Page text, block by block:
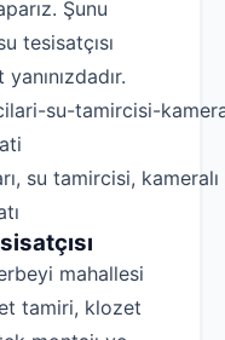
Şunu
tesisatçısı
su tamircisi,
mahallesi
tamiri, klozet